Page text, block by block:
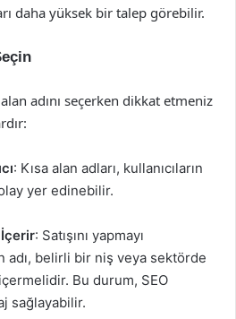
daha yüksek bir talep görebilir.
adını seçerken dikkat etmeniz
: Kısa alan adları, kullanıcıların
yer edinebilir.
: Satışını yapmayı
adı, belirli bir niş veya sektörde
Bu durum, SEO
sağlayabilir.